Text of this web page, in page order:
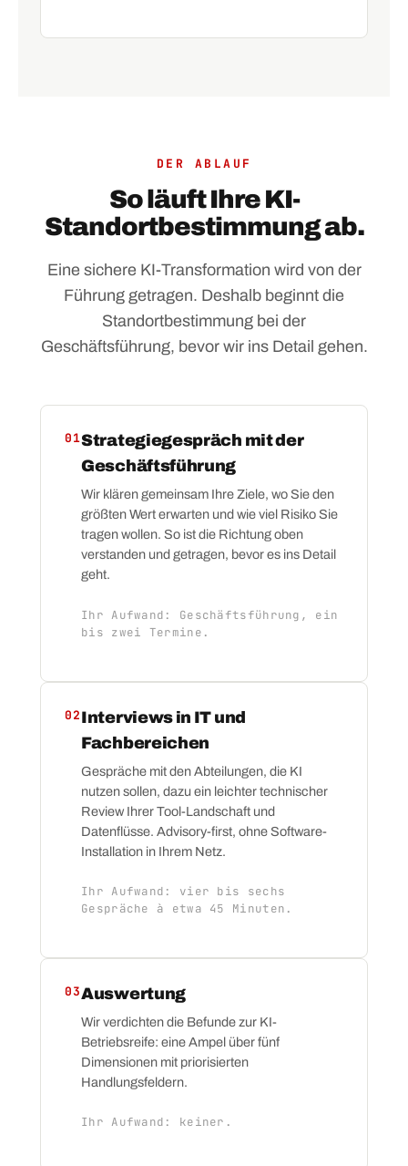
DER ABLAUF
So läuft Ihre KI-
Standortbestimmung ab.
Eine sichere KI-Transformation wird von der
Führung getragen. Deshalb beginnt die
Standortbestimmung bei der
Geschäftsführung, bevor wir ins Detail gehen.
01Strategiegespräch mit der
Geschäftsführung
Wir klären gemeinsam Ihre Ziele, wo Sie den
größten Wert erwarten und wie viel Risiko Sie
tragen wollen. So ist die Richtung oben
verstanden und getragen, bevor es ins Detail
geht.
Ihr Aufwand: Geschäftsführung, ein
bis zwei Termine.
02Interviews in IT und
Fachbereichen
Gespräche mit den Abteilungen, die KI
nutzen sollen, dazu ein leichter technischer
Review Ihrer Tool-Landschaft und
Datenflüsse. Advisory-first, ohne Software-
Installation in Ihrem Netz.
Ihr Aufwand: vier bis sechs
Gespräche à etwa 45 Minuten.
03Auswertung
Wir verdichten die Befunde zur KI-
Betriebsreife: eine Ampel über fünf
Dimensionen mit priorisierten
Handlungsfeldern.
Ihr Aufwand: keiner.